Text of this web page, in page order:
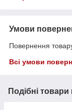
Умови
Повернення
Всі умови
Подібні товари